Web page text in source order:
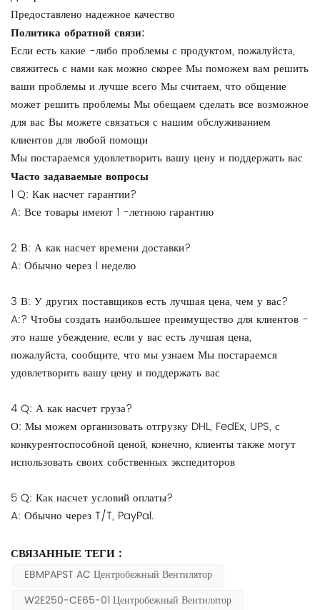
Предоставлено надежное качество
Политика обратной связи:
Если есть какие -либо проблемы с продуктом, пожалуйста,
свяжитесь с нами как можно скорее Мы поможем вам решить
ваши проблемы и лучше всего Мы считаем, что общение
может решить проблемы Мы обещаем сделать все возможное
для вас Вы можете связаться с нашим обслуживанием
клиентов для любой помощи
Мы постараемся удовлетворить вашу цену и поддержать вас
Часто задаваемые вопросы
1 Q: Как насчет гарантии?
A: Все товары имеют 1 -летнюю гарантию
2 В: А как насчет времени доставки?
A: Обычно через 1 неделю
3 В: У других поставщиков есть лучшая цена, чем у вас?
A:? Чтобы создать наибольшее преимущество для клиентов -
это наше убеждение, если у вас есть лучшая цена,
пожалуйста, сообщите, что мы узнаем Мы постараемся
удовлетворить вашу цену и поддержать вас
4 Q: А как насчет груза?
О: Мы можем организовать отгрузку DHL, FedEx, UPS, с
конкурентоспособной ценой, конечно, клиенты также могут
использовать своих собственных экспедиторов
5 Q: Как насчет условий оплаты?
A: Обычно через T/T, PayPal.
СВЯЗАННЫЕ ТЕГИ :
EBMPAPST AC Центробежный Вентилятор
W2E250-CE65-01 Центробежный Вентилятор